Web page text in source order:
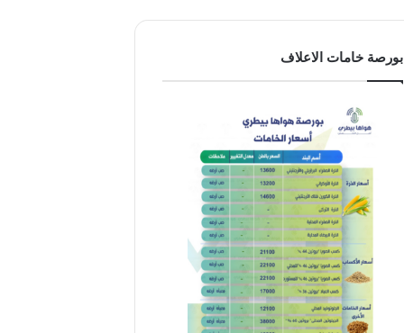
بورصة خامات الاعلاف